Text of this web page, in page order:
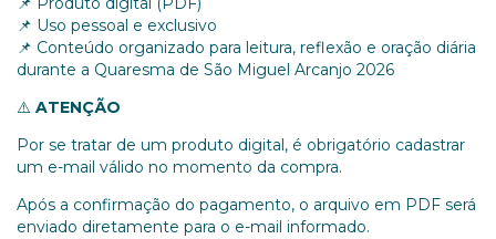
📌 Uso pessoal e exclusivo
📌 Conteúdo organizado para leitura, reflexão e oração diária
durante a Quaresma de São Miguel Arcanjo 2026
⚠️ ATENÇÃO
Por se tratar de um produto digital, é obrigatório cadastrar
um e-mail válido no momento da compra.
Após a confirmação do pagamento, o arquivo em PDF será
enviado diretamente para o e-mail informado.